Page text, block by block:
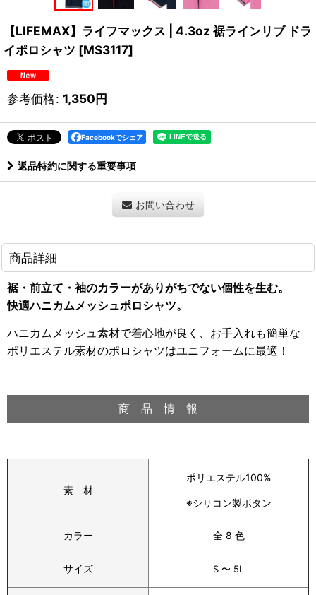
【LIFEMAX】ライフマックス | 4.3oz 裾ラインリブ ドラ
イポロシャツ [MS3117]
参考価格: 1,350円
Facebookでシェア
返品特約に関する重要事項
お問い合わせ
商品詳細
裾・前立て・袖のカラーがありがちでない個性を生む。
快適ハニカムメッシュポロシャツ。
ハニカムメッシュ素材で着心地が良く、お手入れも簡単な
ポリエステル素材のポロシャツはユニフォームに最適！
商 品 情 報
素 材
ポリエステル100%
※シリコン製ボタン
カラー 全 8 色
サイズ S 〜 5L